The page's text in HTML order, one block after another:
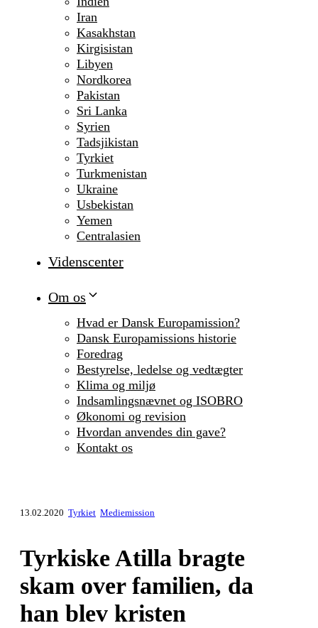
Iran
Kasakhstan
Kirgisistan
Libyen
Nordkorea
Pakistan
Sri Lanka
Syrien
Tadsjikistan
Tyrkiet
Turkmenistan
Ukraine
Usbekistan
Yemen
Centralasien
Videnscenter
Om os
Hvad er Dansk Europamission?
Dansk Europamissions historie
Foredrag
Bestyrelse, ledelse og vedtægter
Klima og miljø
Indsamlingsnævnet og ISOBRO
Økonomi og revision
Hvordan anvendes din gave?
Kontakt os
13.02.2020 Tyrkiet Mediemission
Tyrkiske Atilla bragte
skam over familien, da
han blev kristen